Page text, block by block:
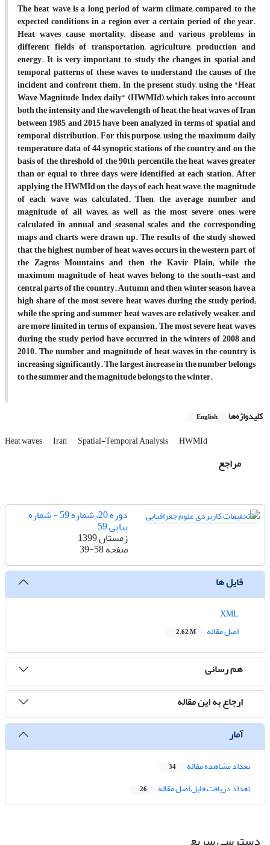
The heat wave is a long period of warm climate, compared to the
expected conditions in a region over a certain period of the year.
Heat waves cause mortality, disease and various problems in
different fields of transportation, agriculture, production and
energy. It is very important to study the changes in spatial and
temporal patterns of these waves to understand the causes of the
incident and confront them. In the present study, using the "Heat
Wave Magnitude Index daily" (HWMId), which takes into account
both the intensity and the wavelength of heat, the heat waves of Iran
between 1985 and 2015 have been analyzed in terms of spatial and
temporal distribution. For this purpose, using the maximum daily
temperature data of 44 synoptic stations of the country and on the
basis of the threshold of the 90th percentile, the heat waves greater
than or equal to three days were identified at each station.After
applying the HWMId on the days of each heat wave, the magnitude
of each wave was calculated.Then, the average number and
magnitude of all waves, as well as the most severe ones, were
calculated in annual and seasonal scales and the corresponding
mapsand chartswere drawn up. The results of the study showed
that the highest number of heat waves occurs in the western part of
the Zagros Mountains and then the Kavir Plain; while the
maximum magnitude of heat waves belong to the south-east and
central parts of the country. Autumn and then winter season have a
high share of the most severe heat waves during the study period;
while the spring and summer heat waves are relatively weaker, and
are more limited in terms of expansion.The most severe heat waves
during the study period have occurred in the winters of 2008 and
2010.The number and magnitude of heat waves in the country is
increasing significantly.The largest increase in the number belongs
to the summer and the magnitude belongs to the winter.
کلیدواژه‌ها English
Heat waves Iran Spatial-Temporal Analysis HWMId
مراجع
دوره 20، شماره 59 - شماره
پیاپی 59
زمستان 1399
صفحه39-58
فایل ها
اصل مقاله
2.62 M
هم رسانی
ارجاع به این مقاله
آمار
تعداد مشاهده مقاله 34
تعداد دریافت فایل اصل مقاله 26